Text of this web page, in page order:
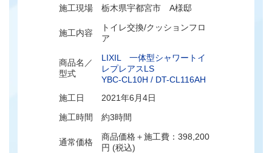
施工現場 栃木県宇都宮市 A様邸
施工内容
トイレ交換/クッションフロ
ア
商品名／
型式
LIXIL 一体型シャワートイ
レプレアスLS
YBC-CL10H / DT-CL116AH
施工日
2021年6月4日
施工時間
約3時間
通常価格
商品価格＋施工費：398,200
円 (税込)